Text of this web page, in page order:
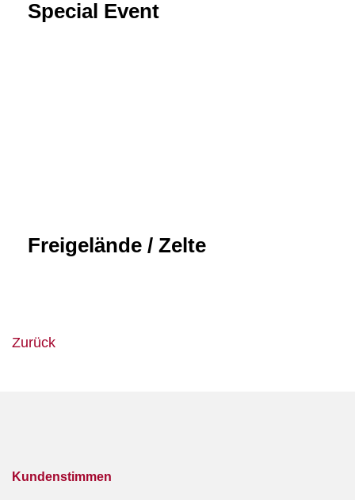
Special Event
Freigelände / Zelte
Zurück
Kundenstimmen